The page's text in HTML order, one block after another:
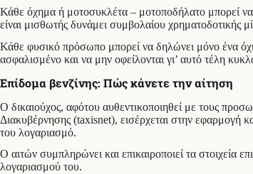
Κάθε όχημα ή μοτοσυκλέτα – μοτοποδήλατο μπορεί
είναι μισθωτής δυνάμει συμβολαίου χρηματοδοτικής
Κάθε φυσικό πρόσωπο μπορεί να δηλώνει μόνο ένα
ασφαλισμένο και να μην οφείλονται γι’ αυτό τέλη
Επίδομα βενζίνης: Πώς κάνετε την αίτηση
Ο δικαιούχος, αφότου αυθεντικοποιηθεί με τους
Διακυβέρνησης (taxisnet), εισέρχεται στην εφαρμογή
του λογαριασμό.
Ο αιτών συμπληρώνει και επικαιροποιεί τα στοιχεία
λογαριασμού του.